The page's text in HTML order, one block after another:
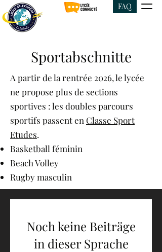
FAQ
Sportabschnitte
A partir de la rentrée 2026, le lycée
ne propose plus de sections
sportives : les doubles parcours
sportifs passent en Classe Sport
Etudes.
Basketball féminin
Beach Volley
Rugby masculin
Noch keine Beiträge
in dieser Sprache